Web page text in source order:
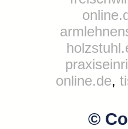
online.de,
©